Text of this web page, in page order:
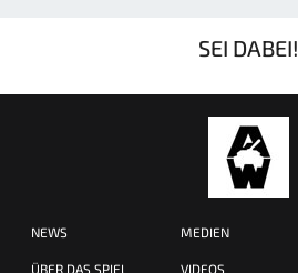
SEI DABEI!
NEWS
ÜBER DAS SPIEL
MEDIEN
VIDEOS